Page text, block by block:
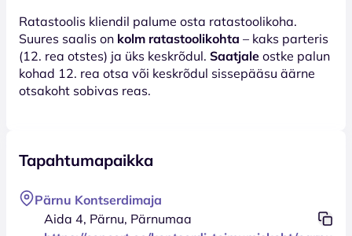
Ratastoolis kliendil palume osta ratastoolikoha.
Suures saalis on kolm ratastoolikohta – kaks parteris
(12. rea otstes) ja üks keskrõdul. Saatjale ostke palun
kohad 12. rea otsa või keskrõdul sissepääsu äärne
otsakoht sobivas reas.
Tapahtumapaikka
Pärnu Kontserdimaja
Aida 4, Pärnu, Pärnumaa